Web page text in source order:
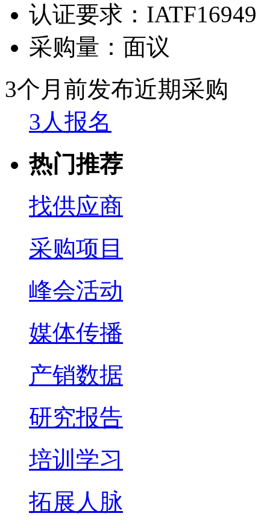
认证要求： IATF16949
采购量： 面议
3个月前发布近期采购
3人报名
热门推荐
找供应商
采购项目
峰会活动
媒体传播
产销数据
研究报告
培训学习
拓展人脉